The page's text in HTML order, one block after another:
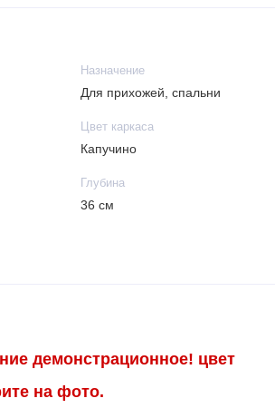
Назначение
Для прихожей, спальни
Цвет каркаса
Капучино
Глубина
36 см
демонстрационное! цвет
на фото.